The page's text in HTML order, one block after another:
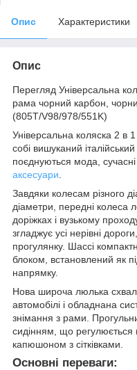
Опис Характеристики
Опис
Перегляд Універсальна
рама чорний карбон,
(805T/V98/978/551K)
Універсальна коляска 2 в
собі вишуканий
поєднуються мода, сучасні
аксесуари
Завдяки колесам різного
діаметри, передні колеса
доріжках і вузькому
згладжує усі нерівні
прогулянку. Шассі
блоком, встановлений як
напрямку.
Нова широча люлька
автомобілі і обладнана
знімання з рами.
сидінням, що регулюється
капюшоном з сітківками.
Основні переваги: